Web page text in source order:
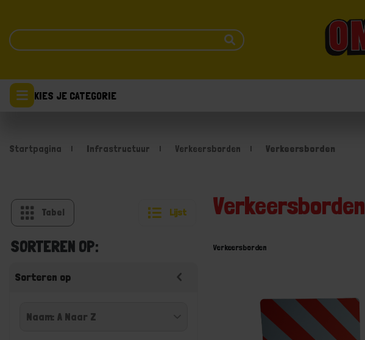
KIES JE CATEGORIE
Startpagina Infrastructuur Verkeersborden Verkeersborden
Tabel Lijst
SORTEREN OP:
Sorteren op
Verkeersborden
Verkeersborden